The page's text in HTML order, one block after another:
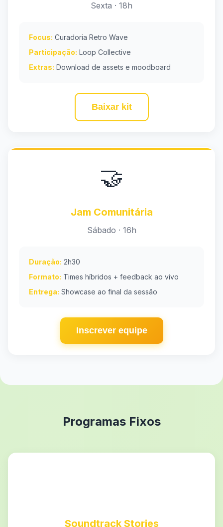
Sexta · 18h
Focus: Curadoria Retro Wave
Participação: Loop Collective
Extras: Download de assets e moodboard
Baixar kit
🤝
Jam Comunitária
Sábado · 16h
Duração: 2h30
Formato: Times híbridos + feedback ao vivo
Entrega: Showcase ao final da sessão
Inscrever equipe
Programas Fixos
Soundtrack Stories